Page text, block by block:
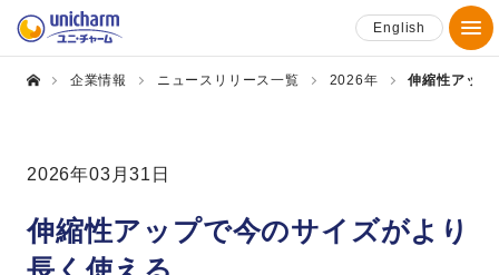
English
企業情報 ニュースリリース一覧 2026年 伸縮性アップ
2026年03月31日
伸縮性アップで今のサイズがより